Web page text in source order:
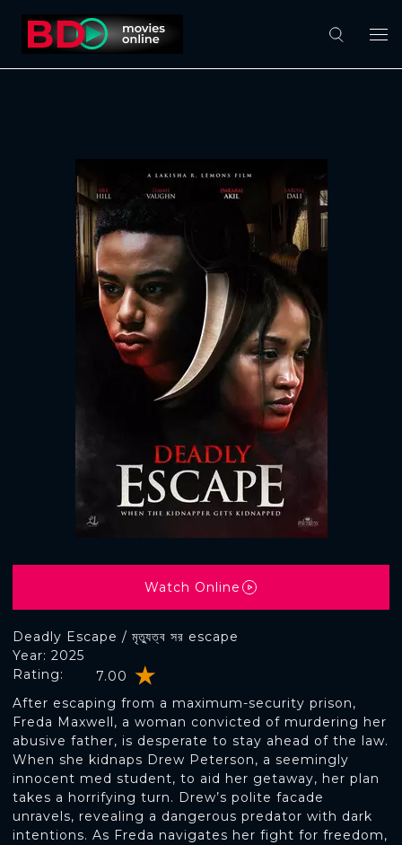
Deadly Escape / মৃত্যুত্ব সর escape
Rating: 7.00
Year: 2025
After escaping from a maximum-security prison,
Freda Maxwell, a woman convicted of murdering her
abusive father, is desperate to stay ahead of the law.
When she kidnaps Drew Peterson, a seemingly
innocent med student, to aid her getaway, her plan
takes a horrifying turn. Drew’s polite facade
unravels, revealing a dangerous predator with dark
intentions. As Freda navigates her fight for freedom,
Watch Online